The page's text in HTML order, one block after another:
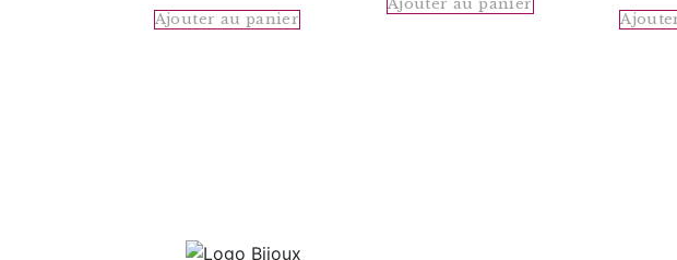
$704.00.$563.20.
Ajouter au panier
$2
$1
Ajouter au panier